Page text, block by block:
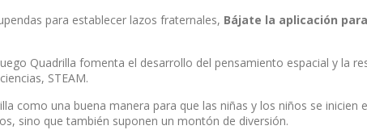
para establecer lazos fraternales, Bájate la aplicación
Quadrilla fomenta el desarrollo del pensamiento espacial y la
STEAM.
como una buena manera para que las niñas y los niños se inicien
sino que también suponen un montón de diversión.